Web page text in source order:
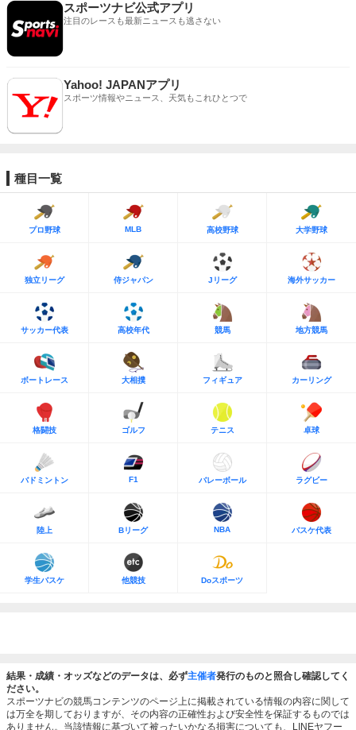
スポーツナビ公式アプリ
注目のレースも最新ニュースも逃さない
Yahoo! JAPANアプリ
スポーツ情報やニュース、天気もこれひとつで
種目一覧
プロ野球 MLB 高校野球 大学野球
独立リーグ 侍ジャパン Jリーグ 海外サッカー
サッカー代表 高校年代 競馬 地方競馬
ボートレース 大相撲 フィギュア カーリング
格闘技 ゴルフ テニス 卓球
バドミントン F1 バレーボール ラグビー
陸上 Bリーグ NBA バスケ代表
学生バスケ 他競技 Doスポーツ
結果・成績・オッズなどのデータは、必ず主催者発行のものと照合し確認してく
ださい。
スポーツナビの競馬コンテンツのページ上に掲載されている情報の内容に関して
は万全を期しておりますが、その内容の正確性および安全性を保証するものでは
ありません。当該情報に基づいて被ったいかなる損害についても、LINEヤフー